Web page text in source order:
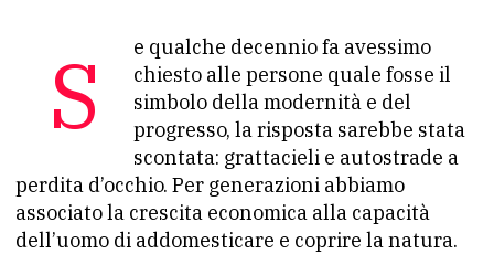
Se qualche decennio fa avessimo
chiesto alle persone quale fosse il
simbolo della modernità e del
progresso, la risposta sarebbe stata
scontata: grattacieli e autostrade a
perdita d’occhio. Per generazioni abbiamo
associato la crescita economica alla capacità
dell’uomo di addomesticare e coprire la natura.